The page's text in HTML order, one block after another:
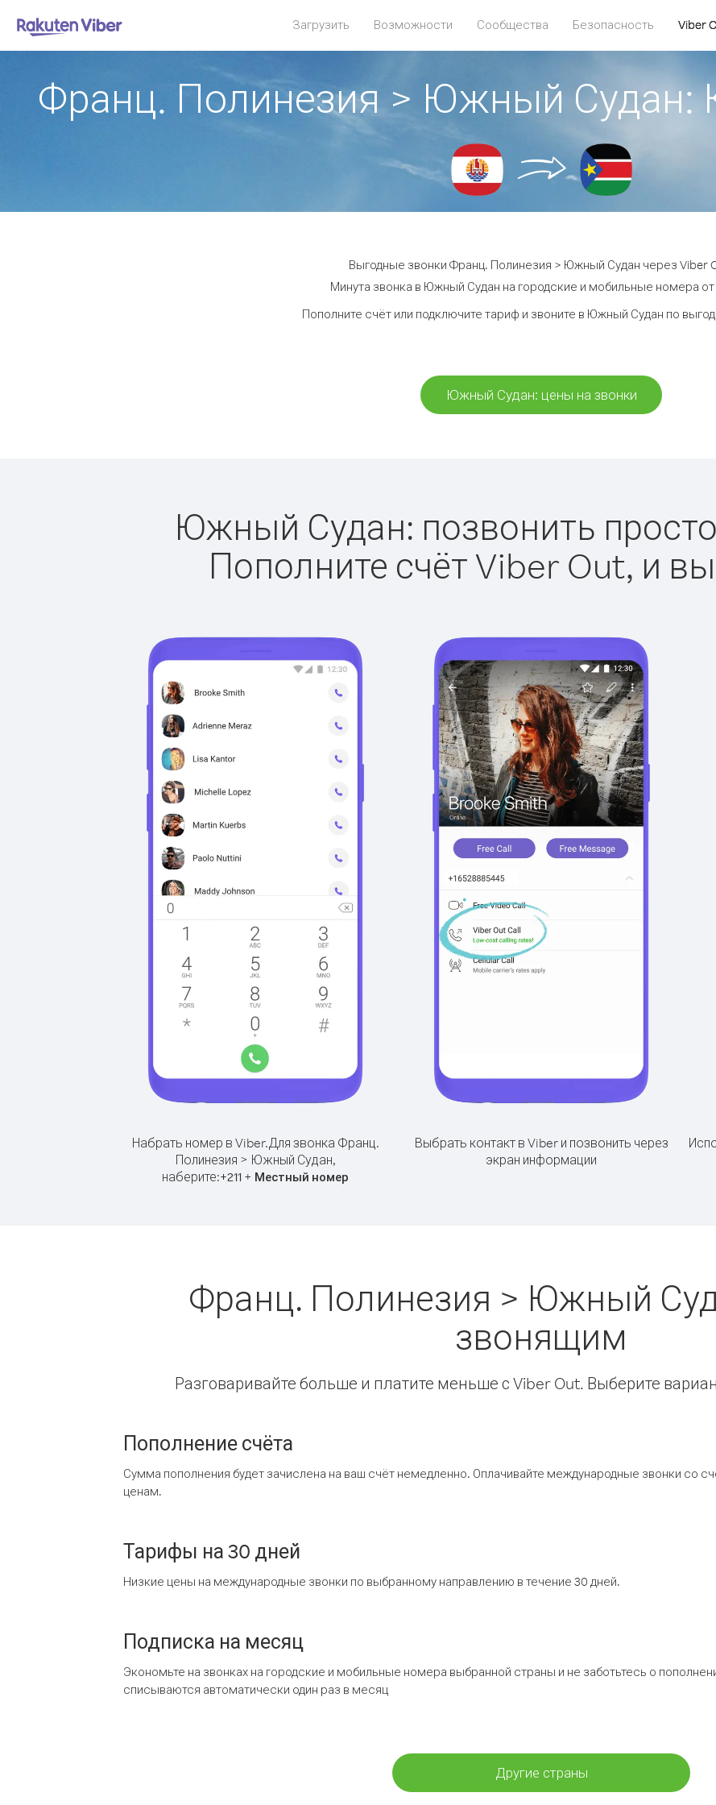
Загрузить Возможности Сообщества Безопасность Viber
Франц. Полинезия > Южный
Выгодные звонки Франц. Полинезия > Южный Судан через Viber
Минута звонка в Южный Судан на городские и мобильные номера от
Пополните счёт или подключите тариф и звоните в Южный Судан по
Южный Судан: цены на звонки
Южный Судан: позвонить
Пополните счёт Viber Out, и
Набрать номер в Viber.Для звонка Франц.
Полинезия > Южный Судан,
наберите:+211 + Местный номер
Выбрать контакт в Viber и позвонить через
экран информации
Франц. Полинезия > Южный
звонящим
Разговаривайте больше и платите меньше с Viber Out. Выберите
Пополнение счёта
Сумма пополнения будет зачислена на ваш счёт немедленно. Оплачивайте международные звонки со
ценам.
Тарифы на 30 дней
Низкие цены на международные звонки по выбранному направлению в течение 30 дней.
Подписка на месяц
Экономьте на звонках на городские и мобильные номера выбранной страны и не заботьтесь о
списываются автоматически один раз в месяц
Другие страны